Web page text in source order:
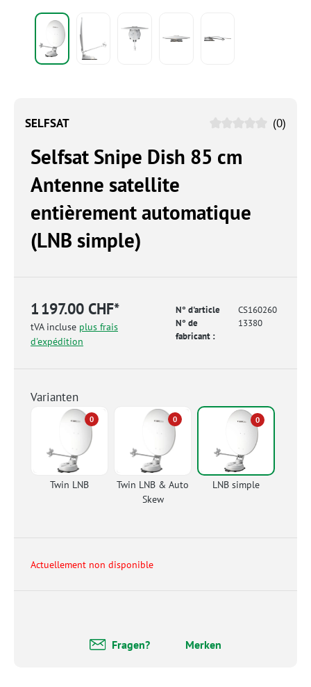
SELFSAT (0)
Selfsat Snipe Dish 85 cm
Antenne satellite
entièrement automatique
(LNB simple)
1 197.00 CHF*
tVA incluse plus frais
d'expédition
N° d'article
CS160260
N° de
fabricant :
13380
Varianten
0
Twin LNB
0
Twin LNB & Auto
Skew
0
LNB simple
Actuellement non disponible
Fragen? Merken